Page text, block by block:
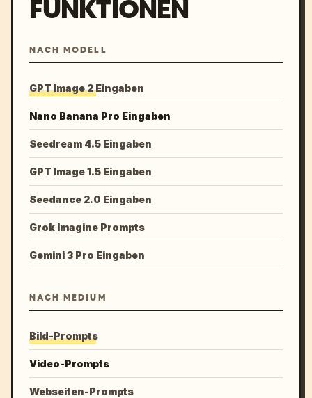
FUNKTIONEN
NACH MODELL
GPT Image 2 Eingaben
Nano Banana Pro Eingaben
Seedream 4.5 Eingaben
GPT Image 1.5 Eingaben
Seedance 2.0 Eingaben
Grok Imagine Prompts
Gemini 3 Pro Eingaben
NACH MEDIUM
Bild-Prompts
Video-Prompts
Webseiten-Prompts